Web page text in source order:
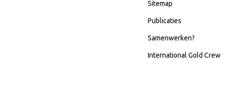
Sitemap
Publicaties
Samenwerken?
International Gold Crew